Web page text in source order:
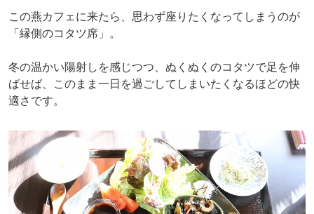
この燕カフェに来たら、思わず座りたくなってしまうのが
「縁側のコタツ席」。
冬の温かい陽射しを感じつつ、ぬくぬくのコタツで足を伸
ばせば、このまま一日を過ごしてしまいたくなるほどの快
適さです。